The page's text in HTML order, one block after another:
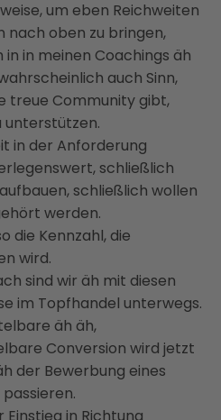
um eben Reichweiten
nach oben zu bringen,
in meinen Coachings äh
auch Sinn,
treue Community gibt,
unterstützen.
in der Anforderung
schließlich
schließlich wollen
werden.
die Kennzahl, die
wird.
sind wir äh mit diesen
im Topfhandel unterwegs.
äh äh,
Conversion wird jetzt
der Bewerbung eines